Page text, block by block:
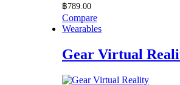
฿789.00
Compare
Wearables
Gear Virtual